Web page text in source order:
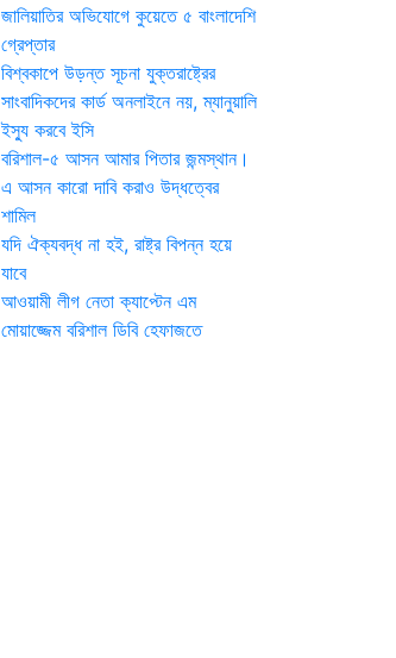
জালিয়াতির অভিযোগে কুয়েতে ৫ বাংলাদেশি
গ্রেপ্তার
বিশ্বকাপে উড়ন্ত সূচনা যুক্তরাষ্ট্রের
সাংবাদিকদের কার্ড অনলাইনে নয়, ম্যানুয়ালি
ইস্যু করবে ইসি
বরিশাল-৫ আসন আমার পিতার জন্মস্থান।
এ আসন কারো দাবি করাও উদ্ধত্বের
শামিল
যদি ঐক্যবদ্ধ না হই, রাষ্ট্র বিপন্ন হয়ে
যাবে
আওয়ামী লীগ নেতা ক্যাপ্টেন এম
মোয়াজ্জেম বরিশাল ডিবি হেফাজতে